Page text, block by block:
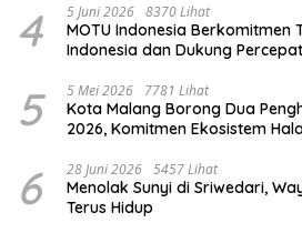
4 5 Juni 2026 8370 Lihat
MOTU Indonesia Berkomitmen
Indonesia dan Dukung
5 5 Mei 2026 7781 Lihat
Kota Malang Borong Dua
2026, Komitmen Ekosistem
6 28 Juni 2026 5457 Lihat
Menolak Sunyi di Sriwedari,
Terus Hidup